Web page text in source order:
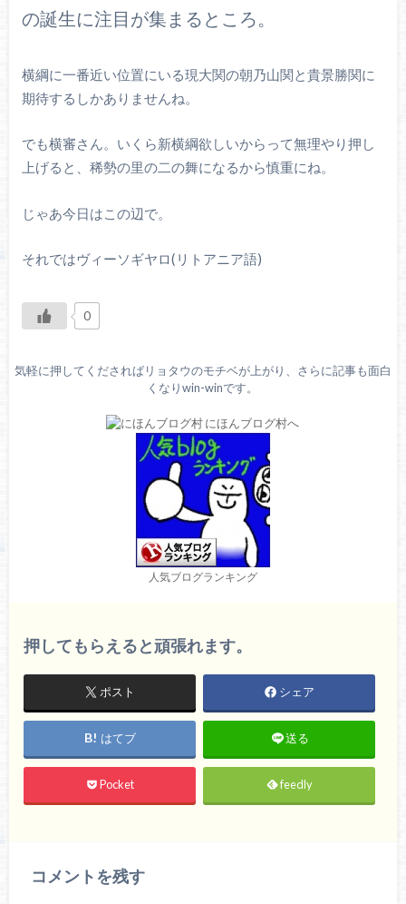
の誕生に注目が集まるところ。
横綱に一番近い位置にいる現大関の朝乃山関と貴景勝関に
期待するしかありませんね。
でも横審さん。いくら新横綱欲しいからって無理やり押し
上げると、稀勢の里の二の舞になるから慎重にね。
じゃあ今日はこの辺で。
それではヴィーソギヤロ(リトアニア語)
0
気軽に押してくださればリョタウのモチベが上がり、さらに記事も面白
くなりwin-winです。
人気ブログランキング
押してもらえると頑張れます。
ポスト シェア
はてブ 送る
Pocket feedly
コメントを残す